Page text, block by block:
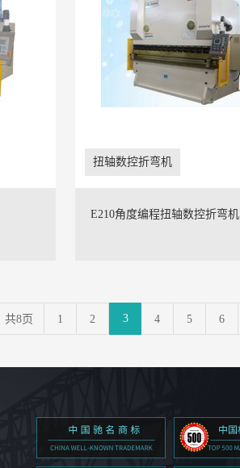
扭轴数控折弯机
E210角度编程扭轴数控折弯机
共8页 1 2 3 4 5 6